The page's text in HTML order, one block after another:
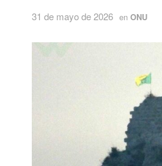
31 de mayo de 2026 en ONU